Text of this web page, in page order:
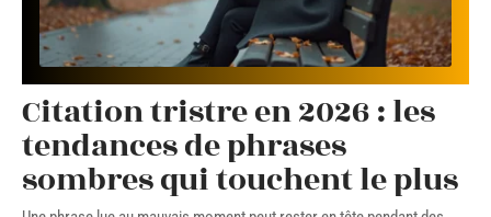
Citation tristre en 2026 : les
tendances de phrases
sombres qui touchent le plus